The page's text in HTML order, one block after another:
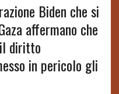
Biden che si
affermano che
diritto
in pericolo gli